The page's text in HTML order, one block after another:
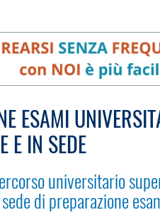
ESAMI
E IN SEDE
universitario
di preparazione